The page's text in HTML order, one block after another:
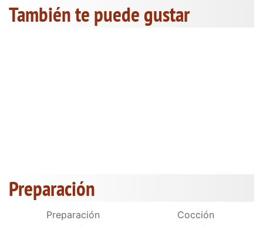
También te puede gustar
Preparación
Preparación
Cocción